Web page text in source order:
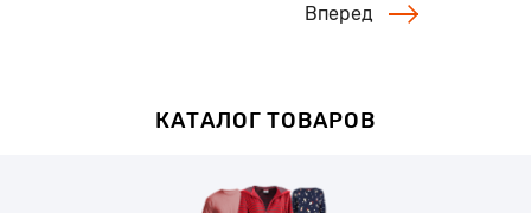
Вперед
КАТАЛОГ ТОВАРОВ